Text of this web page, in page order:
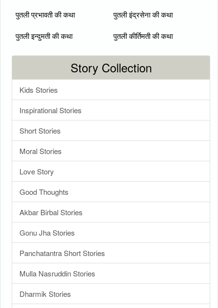
पुतली प्रभावती की कथा पुतली इंद्रसेना की कथा
पुतली इन्दुमती की कथा पुतली कीर्तिमती की कथा
Story Collection
Kids Stories
Inspirational Stories
Short Stories
Moral Stories
Love Story
Good Thoughts
Akbar Birbal Stories
Gonu Jha Stories
Panchatantra Short Stories
Mulla Nasruddin Stories
Dharmik Stories